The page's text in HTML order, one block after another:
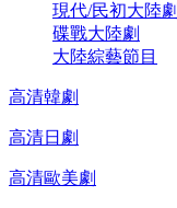
現代/民初大陸劇
碟戰大陸劇
大陸綜藝節目
高清韓劇
高清日劇
高清歐美劇